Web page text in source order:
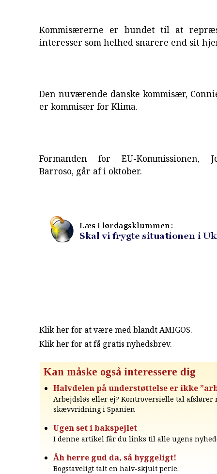
Kommisærerne er bundet til at
interesser som helhed snarere end sit
Den nuværende danske kommisær,
er kommisær for Klima.
Formanden for EU-Kommissionen,
Barroso, går af i oktober.
Klik her for at være med blandt AMIGOS.
Klik her for at få gratis nyhedsbrev.
Kan måske også interessere dig
Halvdelen på understøttelse er ikke
Arbejdsløs eller ej? Kontroversielle tal afslører
skævvridning i Spanien
Ugen set i bakspejlet
I denne artikel får du links til alle ugens
Åh herre gud da, så hyggeligt!
Bogstaveligt talt en halv-skjult perle.